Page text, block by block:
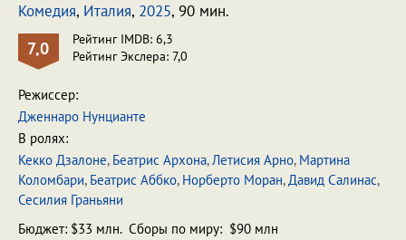
Комедия, Италия, 2025, 90 мин.
7,0
Рейтинг IMDB: 6,3
Рейтинг Экслера: 7,0
Режиссер:
Дженнаро Нунцианте
В ролях:
Кекко Дзалоне, Беатриc Архона,Летисия Арно, Мартина
Коломбари, Беатрис Аббко, Норберто Моран,Давид Салинас,
Сесилия Граньяни
Бюджет: $33 млн. Сборы по миру: $90 млн